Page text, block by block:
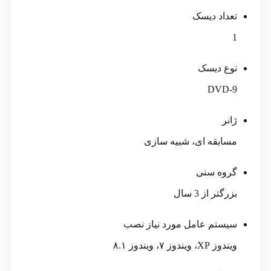
تعداد دیسک
1
نوع دیسک
DVD-9
ژانر
مسابقه ای، شبیه سازی
گروه سنی
بزرگتر از 3 سال
سیستم عامل مورد نیاز نصب
ویندوز XP، ویندوز ۷، ویندوز ۸.۱